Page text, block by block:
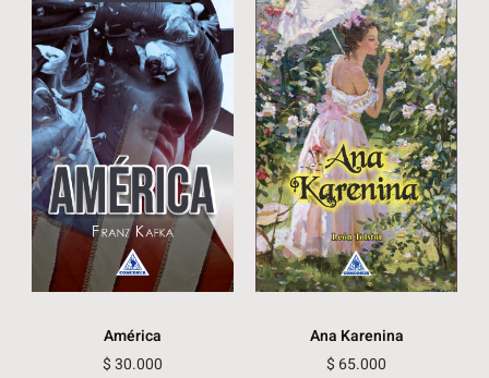
América
$30.000
Ana Karenina
$ 65.000